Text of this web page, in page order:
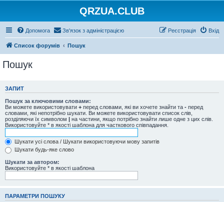
QRZUA.CLUB
Допомога Зв'язок з адміністрацією Вхід
Реєстрація
Список форумів Пошук
Пошук
ЗАПИТ
Пошук за ключовими словами:
Ви можете використовувати + перед словами, які ви хочете знайти та - перед
словами, які непотрібно шукати. Ви можете використовувати список слів,
розділяючи їх символом | на частини, якщо потрібно знайти лише одне з цих слів.
Використовуйте * в якості шаблона для часткового співпадання.
Шукати усі слова / Шукати використовуючи мову запитів
Шукати будь-яке слово
Шукати за автором:
Використовуйте * в якості шаблона
ПАРАМЕТРИ ПОШУКУ